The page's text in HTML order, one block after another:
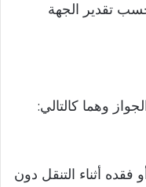
تقدير الجهة
وهما كالتالي:
أثناء التنقل دون